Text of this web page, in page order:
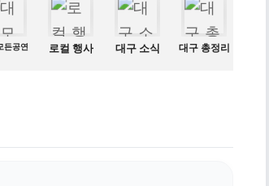
든공연 로컬 행사 대구 소식 대구 총정리